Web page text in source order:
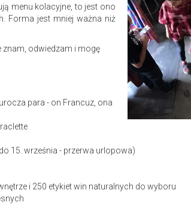
menu kolacyjne, to jest ono
Forma jest mniej ważna niż
znam, odwiedzam i mogę
para - on Francuz, ona
15. września - przerwa urlopowa)
i 250 etykiet win naturalnych do wyboru